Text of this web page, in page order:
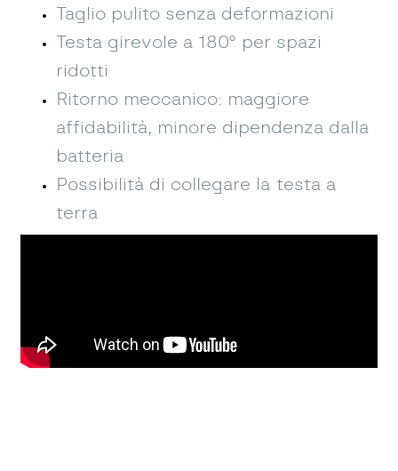
Taglio pulito senza deformazioni
Testa girevole a 180° per spazi
ridotti
Ritorno meccanico: maggiore
affidabilità, minore dipendenza dalla
batteria
Possibilità di collegare la testa a
terra